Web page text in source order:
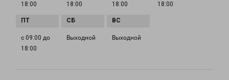
18:00
18:00
18:00
18:00
с 09:00 до
18:00
Выходной Выходной